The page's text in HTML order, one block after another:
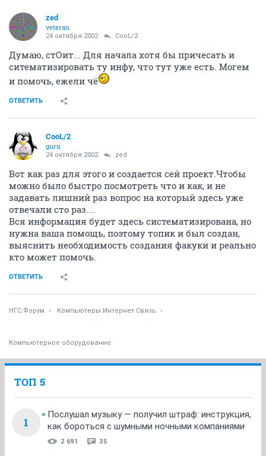
zed
veteran
24 октября 2002 CooL/2
Думаю, стОит... Для начала хотя бы причесать и
ситематизировать ту инфу, что тут уже есть. Могем
и помочь, ежели чё
ОТВЕТИТЬ
CooL/2
guru
24 октября 2002 zed
Вот как раз для этого и создается сей проект.Чтобы
можно было быстро посмотреть что и как, и не
задавать лишний раз вопрос на который здесь уже
отвечали сто раз....
Вся информация будет здесь систематизирована, но
нужна ваша помощь, поэтому топик и был создан,
выяснить необходимость создания факуки и реально
кто может помочь.
ОТВЕТИТЬ
НГС.Форум Компьютеры Интернет Связь
Компьютерное оборудование
ТОП 5
1
Послушал музыку — получил штраф: инструкция,
как бороться с шумными ночными компаниями
2 691 35